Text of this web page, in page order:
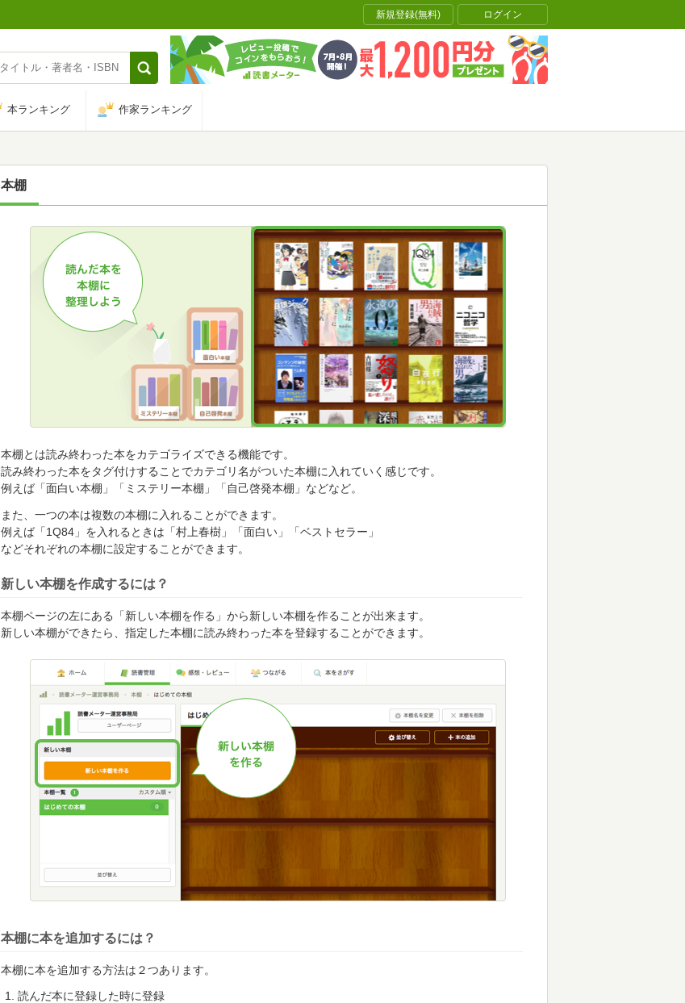
新規登録(無料) ログイン
本ランキング 作家ランキング
本棚
本棚とは読み終わった本をカテゴライズできる機能です。
読み終わった本をタグ付けすることでカテゴリ名がついた本棚に入れていく感じです。
例えば「面白い本棚」「ミステリー本棚」「自己啓発本棚」などなど。
また、一つの本は複数の本棚に入れることができます。
例えば「1Q84」を入れるときは「村上春樹」「面白い」「ベストセラー」
などそれぞれの本棚に設定することができます。
新しい本棚を作成するには？
本棚ページの左にある「新しい本棚を作る」から新しい本棚を作ることが出来ます。
新しい本棚ができたら、指定した本棚に読み終わった本を登録することができます。
本棚に本を追加するには？
本棚に本を追加する方法は２つあります。
読んだ本に登録した時に登録